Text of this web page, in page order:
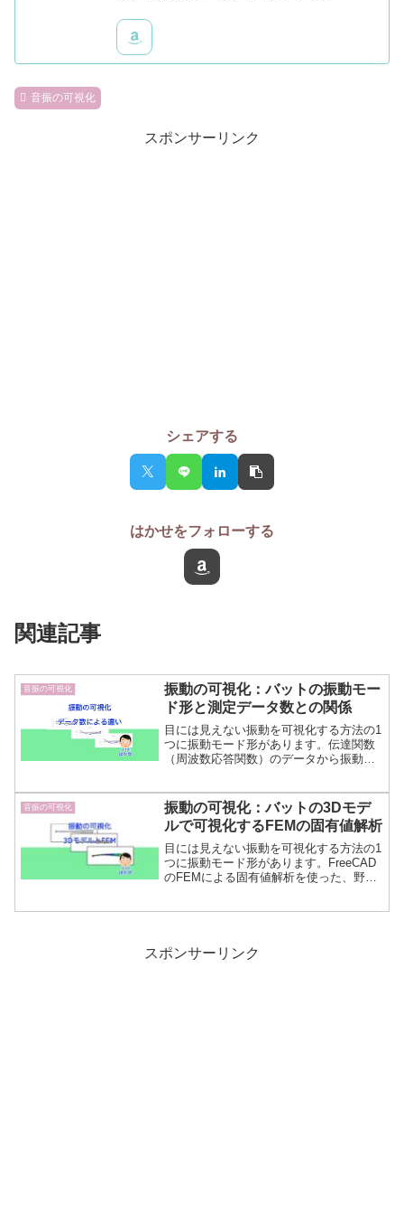
音振の可視化
スポンサーリンク
シェアする
はかせをフォローする
関連記事
音振の可視化
振動の可視化：バットの振動モー
ド形と測定データ数との関係
目には見えない振動を可視化する方法の1
つに振動モード形があります。伝達関数
（周波数応答関数）のデータから振動モ
測点数と振動モード形との関係について
説明します。
音振の可視化
振動の可視化：バットの3Dモデ
ルで可視化するFEMの固有値解析
目には見えない振動を可視化する方法の1
つに振動モード形があります。FreeCAD
のFEMによる固有値解析を使った、野球
スポンサーリンク